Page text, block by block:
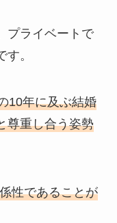
プライベートで
。
10年に及ぶ結婚
尊重し合う姿勢
性であることが